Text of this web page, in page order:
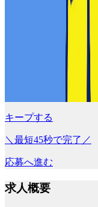
キープする
＼最短45秒で完了／
応募へ進む
求人概要